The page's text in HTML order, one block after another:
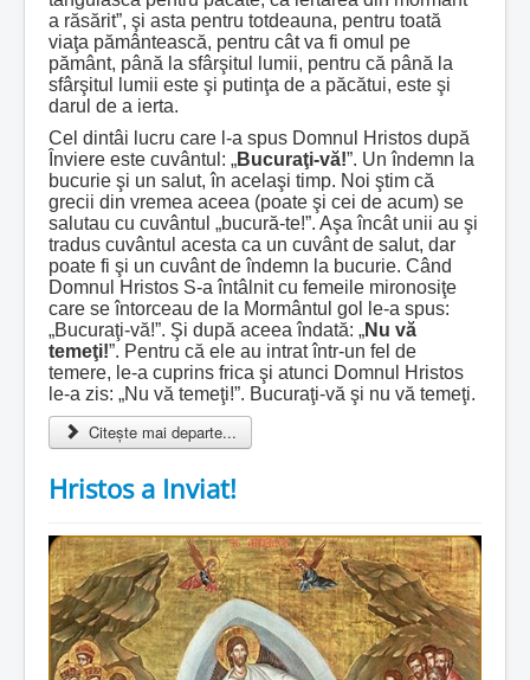
a răsărit”, şi asta pentru totdeauna, pentru toată
viaţa pământească, pentru cât va fi omul pe
pământ, până la sfârşitul lumii, pentru că până la
sfârşitul lumii este şi putinţa de a păcătui, este şi
darul de a ierta.
Cel dintâi lucru care l-a spus Domnul Hristos după
Înviere este cuvântul: „Bucuraţi-vă!”. Un îndemn la
bucurie şi un salut, în acelaşi timp. Noi ştim că
grecii din vremea aceea (poate şi cei de acum) se
salutau cu cuvântul „bucură-te!”. Aşa încât unii au şi
tradus cuvântul acesta ca un cuvânt de salut, dar
poate fi şi un cuvânt de îndemn la bucurie. Când
Domnul Hristos S-a întâlnit cu femeile mironosiţe
care se întorceau de la Mormântul gol le-a spus:
„Bucuraţi-vă!”. Şi după aceea îndată: „Nu vă
temeţi!”. Pentru că ele au intrat într-un fel de
temere, le-a cuprins frica şi atunci Domnul Hristos
le-a zis: „Nu vă temeţi!”. Bucuraţi-vă şi nu vă temeţi.
Citește mai departe...
Hristos a Inviat!